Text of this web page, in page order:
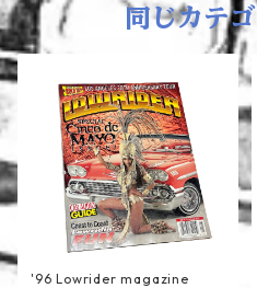
同じカテ
'96 Lowrider magazine